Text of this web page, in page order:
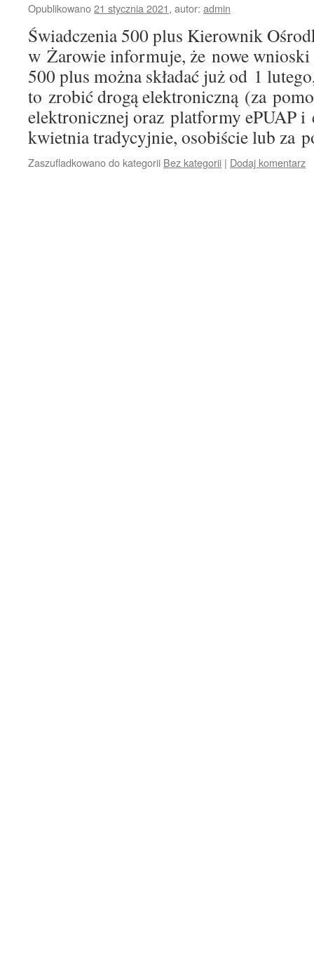
Opublikowano21 stycznia 2021, autor: admin
Świadczenia 500 plus Kierownik
w Żarowie informuje, że nowe wnioski
500 plus można składać już od 1
to zrobić drogą elektroniczną (za
elektronicznej oraz platformy ePUAP
kwietnia tradycyjnie, osobiście lub za
Zaszufladkowano do kategorii Bez kategorii | Dodaj komentarz